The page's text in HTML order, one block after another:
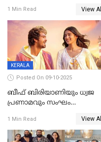
തിരുത്തല്‍
1 Min Read View All
KERALA
Posted On 09-10-2025
ബീഫ് ബിരിയാണിയും ധ്വജ
പ്രണാമവും സംഘം
നിഗത്തിന്റെ ഹാൽ
സിനിമയ്ക്ക്
1 Min Read View All